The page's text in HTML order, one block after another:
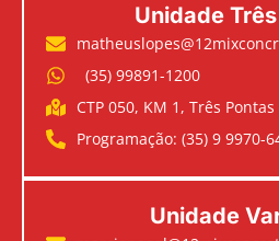
Unidade
(35) 99891-1200
CTP 050, KM 1, Três Pontas
Programação: (35) 9 9970-
Unidade